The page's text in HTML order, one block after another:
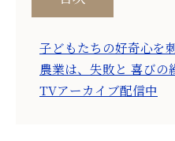
子どもたちの好奇心を
農業は、失敗と 喜びの
TVアーカイブ配信中